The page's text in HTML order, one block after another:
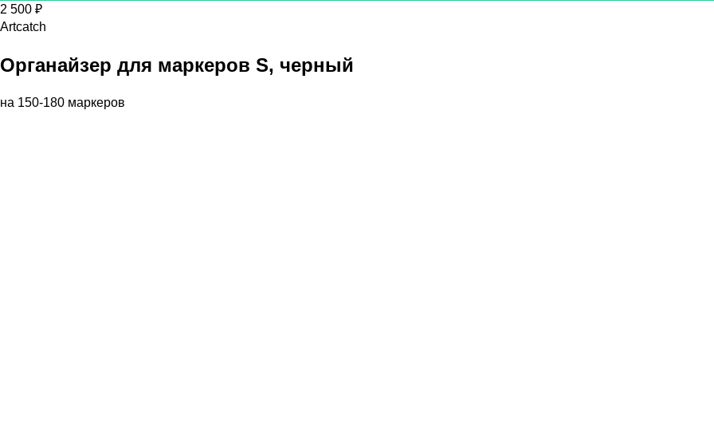
2 500 ₽
Artcatch
Органайзер для маркеров S, черный
на 150-180 маркеров